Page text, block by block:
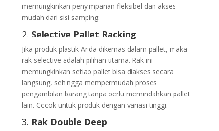
memungkinkan penyimpanan fleksibel dan akses
mudah dari sisi samping.
2. Selective Pallet Racking
Jika produk plastik Anda dikemas dalam pallet, maka
rak selective adalah pilihan utama. Rak ini
memungkinkan setiap pallet bisa diakses secara
langsung, sehingga mempermudah proses
pengambilan barang tanpa perlu memindahkan pallet
lain. Cocok untuk produk dengan variasi tinggi.
3. Rak Double Deep